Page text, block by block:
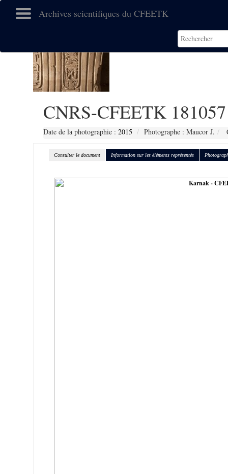
Archives scientifiques du CFEETK
CNRS-CFEETK 181057
Date de la photographie : 2015 Photographe : Maucor J.
Consulter le document Information sur les éléments représentés